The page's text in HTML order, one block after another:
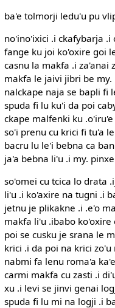
ba'e tolmorji ledu'u pu
no'ino'ixici .i ckafybarja
fange ku joi ko'oxire goi
casnu la makfa .i za'anai
makfa le jaivi jibri be
nalckape naja se bapli fi
spuda fi lu ku'i da poi
ckape malfenki ku
so'i prenu cu krici fi tu'a
bacru lu le'i bebna ca
ja'a bebna li'u .i my.
so'omei cu tcica lo drata
li'u .i ko'axire na tugni .i
jetnu je plikakne .i .e'o
makfa li'u .ibabo ko'oxire
poi se cusku je srana le
krici .i da poi na krici
nabmi fa lenu roma'a
carmi makfa cu zasti .i
xu .i levi se jinvi genai
spuda fi lu mi na logji .i